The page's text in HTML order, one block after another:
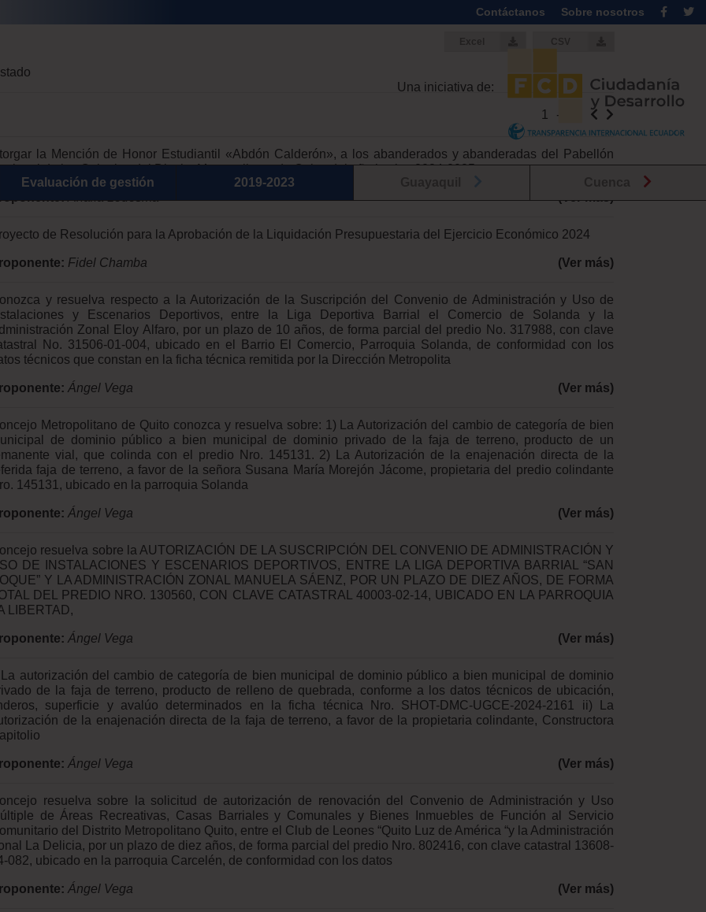
Contáctanos Sobre nosotros
Una iniciativa de:
Evaluación de gestión 2019-2023
1 -
la Mención de Honor Estudiantil «Abdón Calderón», a los abanderados y abanderadas del Pabellón
de los Colegios del Distrito Metropolitano de Quito, del año lectivo 2024-2025,
(Ver más)
de Resolución para la Aprobación de la Liquidación Presupuestaria del Ejercicio Económico 2024
Fidel Chamba (Ver más)
y resuelva respecto a la Autorización de la Suscripción del Convenio de Administración y Uso de
y Escenarios Deportivos, entre la Liga Deportiva Barrial el Comercio de Solanda y la
Zonal Eloy Alfaro, por un plazo de 10 años, de forma parcial del predio No. 317988, con clave
No. 31506-01-004, ubicado en el Barrio El Comercio, Parroquia Solanda, de conformidad con los
técnicos que constan en la ficha técnica remitida por la Dirección Metropolita
Ángel Vega (Ver más)
Metropolitano de Quito conozca y resuelva sobre: 1) La Autorización del cambio de categoría de bien
de dominio público a bien municipal de dominio privado de la faja de terreno, producto de un
vial, que colinda con el predio Nro. 145131. 2) La Autorización de la enajenación directa de la
faja de terreno, a favor de la señora Susana María Morejón Jácome, propietaria del predio colindante
145131, ubicado en la parroquia Solanda
Ángel Vega (Ver más)
resuelva sobre la AUTORIZACIÓN DE LA SUSCRIPCIÓN DEL CONVENIO DE ADMINISTRACIÓN Y
DE INSTALACIONES Y ESCENARIOS DEPORTIVOS, ENTRE LA LIGA DEPORTIVA BARRIAL “SAN
Y LA ADMINISTRACIÓN ZONAL MANUELA SÁENZ, POR UN PLAZO DE DIEZ AÑOS, DE FORMA
DEL PREDIO NRO. 130560, CON CLAVE CATASTRAL 40003-02-14, UBICADO EN LA PARROQUIA
LIBERTAD,
Ángel Vega (Ver más)
autorización del cambio de categoría de bien municipal de dominio público a bien municipal de dominio
de la faja de terreno, producto de relleno de quebrada, conforme a los datos técnicos de ubicación,
superficie y avalúo determinados en la ficha técnica Nro. SHOT-DMC-UGCE-2024-2161 ii) La
de la enajenación directa de la faja de terreno, a favor de la propietaria colindante, Constructora
Ángel Vega (Ver más)
resuelva sobre la solicitud de autorización de renovación del Convenio de Administración y Uso
de Áreas Recreativas, Casas Barriales y Comunales y Bienes Inmuebles de Función al Servicio
del Distrito Metropolitano Quito, entre el Club de Leones “Quito Luz de América “y la Administración
La Delicia, por un plazo de diez años, de forma parcial del predio Nro. 802416, con clave catastral 13608-
082, ubicado en la parroquia Carcelén, de conformidad con los datos
Ángel Vega (Ver más)